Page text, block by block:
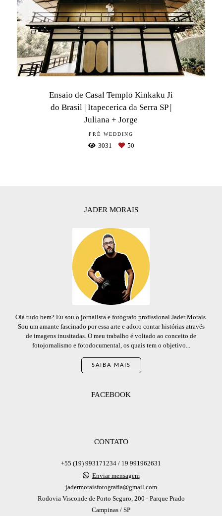
Ensaio de Casal Templo Kinkaku Ji
do Brasil | Itapecerica da Serra SP |
Juliana + Jorge
PRÉ WEDDING
3031 50
JADER MORAIS
Olá tudo bem? Eu sou o jornalista e fotógrafo profissional Jader Morais.
Sou um amante fascinado por essa arte e adoro contar histórias através
de imagens inusitadas. O meu trabalho é voltado ao conceito de
fotojornalismo e fotodocumental, os quais tem o objetivo...
SAIBA MAIS
FACEBOOK
CONTATO
+55 (19) 993171234 / 19 991962631
Enviar mensagem
jadermoraisfotografia@gmail.com
Rodovia Visconde de Porto Seguro, 200 - Parque Prado
Campinas / SP